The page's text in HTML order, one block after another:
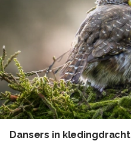
Dansers in kledingdracht